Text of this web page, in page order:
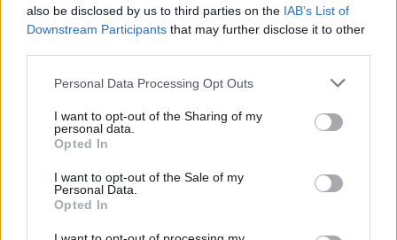
also be disclosed by us to third parties on the IAB’s List of
Downstream Participants that may further disclose it to other
Personal Data Processing Opt Outs
I want to opt-out of the Sharing of my
personal data.
Opted In
I want to opt-out of the Sale of my
Personal Data.
Opted In
Εθελοντής πυροσβέστης έσωσε δεκάδες
σπίτια, αλλά κάηκε το δικό του
03/08/2026 12:52